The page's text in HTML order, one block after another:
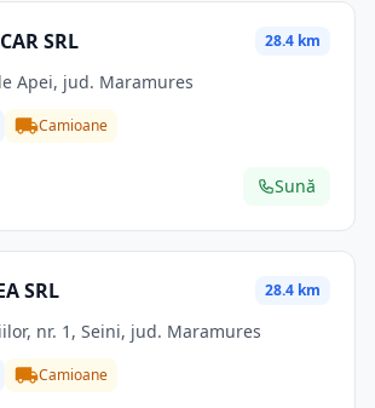
SRL 28.4 km
Apei, jud. Maramures
Camioane
Sună
SRL 28.4 km
nr. 1, Seini, jud. Maramures
Camioane